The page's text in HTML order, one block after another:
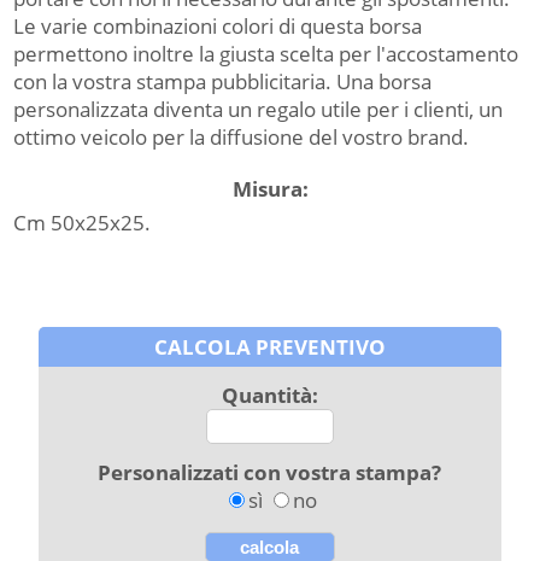
Le varie combinazioni colori di questa borsa
permettono inoltre la giusta scelta per l'accostamento
con la vostra stampa pubblicitaria. Una borsa
personalizzata diventa un regalo utile per i clienti, un
ottimo veicolo per la diffusione del vostro brand.
Misura:
Cm 50x25x25.
CALCOLA PREVENTIVO
Quantità:
Personalizzati con vostra stampa?
sì
no